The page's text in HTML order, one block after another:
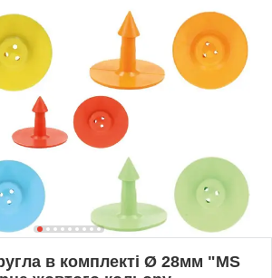
в комплекті Ø 28мм "МS